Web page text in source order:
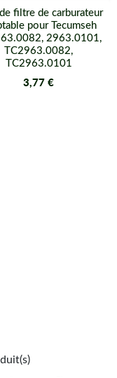
filtre de carburateur
pour Tecumseh
2963.0101,
TC2963.0082,
TC2963.0101
3,77 €